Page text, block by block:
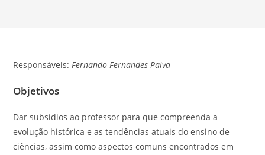
Responsáveis:Fernando Fernandes Paiva
Objetivos
Dar subsídios ao professor para que compreenda a
evolução histórica e as tendências atuais do ensino de
ciências, assim como aspectos comuns encontrados em